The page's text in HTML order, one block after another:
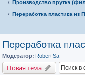
Производство прутка
Переработка пластика из
Переработка
Модератор: Robert Sa
Новая тема